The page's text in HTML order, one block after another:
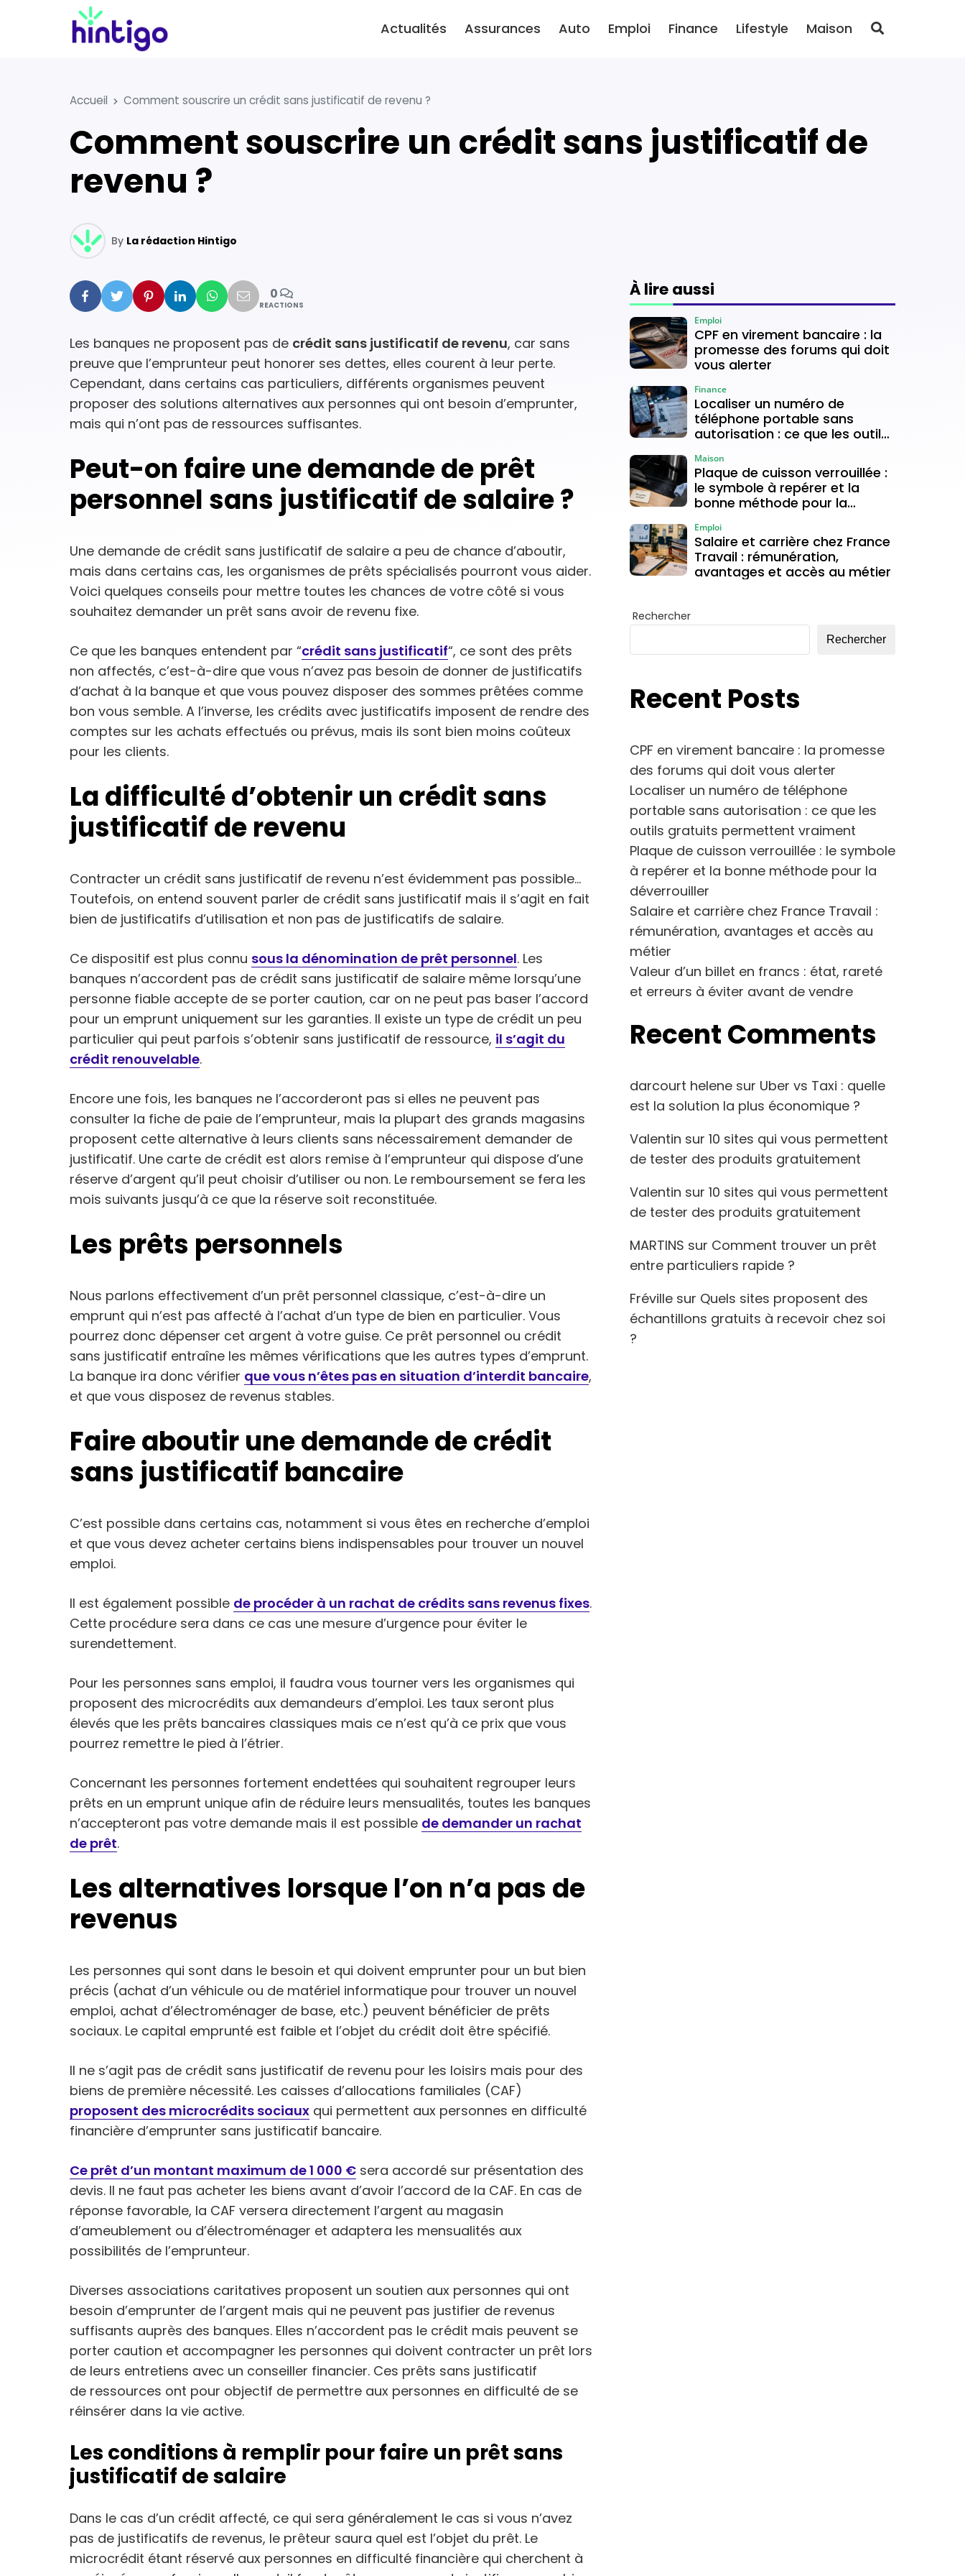
Actualités Assurances Auto Emploi Finance Lifestyle Maison
Accueil Comment souscrire un crédit sans justificatif de revenu ?
Comment souscrire un crédit sans justificatif de
revenu ?
By La rédaction Hintigo
Facebook
Twitter PinterestLinkedinWhatsapp
Mail0
REACTIONS
Les banques ne proposent pas de crédit sans justificatif de revenu, car sans
preuve que l’emprunteur peut honorer ses dettes, elles courent à leur perte.
Cependant, dans certains cas particuliers, différents organismes peuvent
proposer des solutions alternatives aux personnes qui ont besoin d’emprunter,
mais qui n’ont pas de ressources suffisantes.
Peut-on faire une demande de prêt
personnel sans justificatif de salaire ?
Une demande de crédit sans justificatif de salaire a peu de chance d’aboutir,
mais dans certains cas, les organismes de prêts spécialisés pourront vous aider.
Voici quelques conseils pour mettre toutes les chances de votre côté si vous
souhaitez demander un prêt sans avoir de revenu fixe.
Ce que les banques entendent par “crédit sans justificatif“, ce sont des prêts
non affectés, c’est-à-dire que vous n’avez pas besoin de donner de justificatifs
d’achat à la banque et que vous pouvez disposer des sommes prêtées comme
bon vous semble. A l’inverse, les crédits avec justificatifs imposent de rendre des
comptes sur les achats effectués ou prévus, mais ils sont bien moins coûteux
pour les clients.
La difficulté d’obtenir un crédit sans
justificatif de revenu
Contracter un crédit sans justificatif de revenu n’est évidemment pas possible…
Toutefois, on entend souvent parler de crédit sans justificatif mais il s’agit en fait
bien de justificatifs d’utilisation et non pas de justificatifs de salaire.
Ce dispositif est plus connu sous la dénomination de prêt personnel. Les
banques n’accordent pas de crédit sans justificatif de salaire même lorsqu’une
personne fiable accepte de se porter caution, car on ne peut pas baser l’accord
pour un emprunt uniquement sur les garanties. Il existe un type de crédit un peu
particulier qui peut parfois s’obtenir sans justificatif de ressource, il s’agit du
crédit renouvelable.
Encore une fois, les banques ne l’accorderont pas si elles ne peuvent pas
consulter la fiche de paie de l’emprunteur, mais la plupart des grands magasins
proposent cette alternative à leurs clients sans nécessairement demander de
justificatif. Une carte de crédit est alors remise à l’emprunteur qui dispose d’une
réserve d’argent qu’il peut choisir d’utiliser ou non. Le remboursement se fera les
mois suivants jusqu’à ce que la réserve soit reconstituée.
Les prêts personnels
Nous parlons effectivement d’un prêt personnel classique, c’est-à-dire un
emprunt qui n’est pas affecté à l’achat d’un type de bien en particulier. Vous
pourrez donc dépenser cet argent à votre guise. Ce prêt personnel ou crédit
sans justificatif entraîne les mêmes vérifications que les autres types d’emprunt.
La banque ira donc vérifier que vous n’êtes pas en situation d’interdit bancaire,
et que vous disposez de revenus stables.
Faire aboutir une demande de crédit
sans justificatif bancaire
C’est possible dans certains cas, notamment si vous êtes en recherche d’emploi
et que vous devez acheter certains biens indispensables pour trouver un nouvel
emploi.
Il est également possible de procéder à un rachat de crédits sans revenus fixes.
Cette procédure sera dans ce cas une mesure d’urgence pour éviter le
surendettement.
Pour les personnes sans emploi, il faudra vous tourner vers les organismes qui
proposent des microcrédits aux demandeurs d’emploi. Les taux seront plus
élevés que les prêts bancaires classiques mais ce n’est qu’à ce prix que vous
pourrez remettre le pied à l’étrier.
Concernant les personnes fortement endettées qui souhaitent regrouper leurs
prêts en un emprunt unique afin de réduire leurs mensualités, toutes les banques
n’accepteront pas votre demande mais il est possible de demander un rachat
de prêt.
Les alternatives lorsque l’on n’a pas de
revenus
Les personnes qui sont dans le besoin et qui doivent emprunter pour un but bien
précis (achat d’un véhicule ou de matériel informatique pour trouver un nouvel
emploi, achat d’électroménager de base, etc.) peuvent bénéficier de prêts
sociaux. Le capital emprunté est faible et l’objet du crédit doit être spécifié.
Il ne s’agit pas de crédit sans justificatif de revenu pour les loisirs mais pour des
biens de première nécessité. Les caisses d’allocations familiales (CAF)
proposent des microcrédits sociaux qui permettent aux personnes en difficulté
financière d’emprunter sans justificatif bancaire.
Ce prêt d’un montant maximum de 1 000 € sera accordé sur présentation des
devis. Il ne faut pas acheter les biens avant d’avoir l’accord de la CAF. En cas de
réponse favorable, la CAF versera directement l’argent au magasin
d’ameublement ou d’électroménager et adaptera les mensualités aux
possibilités de l’emprunteur.
Diverses associations caritatives proposent un soutien aux personnes qui ont
besoin d’emprunter de l’argent mais qui ne peuvent pas justifier de revenus
suffisants auprès des banques. Elles n’accordent pas le crédit mais peuvent se
porter caution et accompagner les personnes qui doivent contracter un prêt lors
de leurs entretiens avec un conseiller financier. Ces prêts sans justificatif
de ressources ont pour objectif de permettre aux personnes en difficulté de se
réinsérer dans la vie active.
Les conditions à remplir pour faire un prêt sans
justificatif de salaire
Dans le cas d’un crédit affecté, ce qui sera généralement le cas si vous n’avez
pas de justificatifs de revenus, le prêteur saura quel est l’objet du prêt. Le
microcrédit étant réservé aux personnes en difficulté financière qui cherchent à
À lire aussi
CPF en virement bancaire : la
promesse des forums qui doit
vous alerter
Emploi
Localiser un numéro de
téléphone portable sans
autorisation : ce que les outils
Finance
Plaque de cuisson verrouillée :
le symbole à repérer et la
bonne méthode pour la
Maison
Salaire et carrière chez France
Travail : rémunération,
avantages et accès au métier
Emploi
Rechercher
Rechercher
Recent Posts
CPF en virement bancaire : la promesse
des forums qui doit vous alerter
Localiser un numéro de téléphone
portable sans autorisation : ce que les
outils gratuits permettent vraiment
Plaque de cuisson verrouillée : le symbole
à repérer et la bonne méthode pour la
déverrouiller
Salaire et carrière chez France Travail :
rémunération, avantages et accès au
métier
Valeur d’un billet en francs : état, rareté
et erreurs à éviter avant de vendre
Recent Comments
darcourt helene sur Uber vs Taxi : quelle
est la solution la plus économique ?
Valentin sur 10 sites qui vous permettent
de tester des produits gratuitement
Valentin sur 10 sites qui vous permettent
de tester des produits gratuitement
MARTINS sur Comment trouver un prêt
entre particuliers rapide ?
Fréville sur Quels sites proposent des
échantillons gratuits à recevoir chez soi
?